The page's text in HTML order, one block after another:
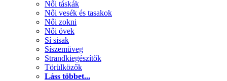
Női táskák
Női vesék és tasakok
Női zokni
Női övek
Sí sisak
Síszemüveg
Strandkiegészítők
Törülközők
Láss többet...